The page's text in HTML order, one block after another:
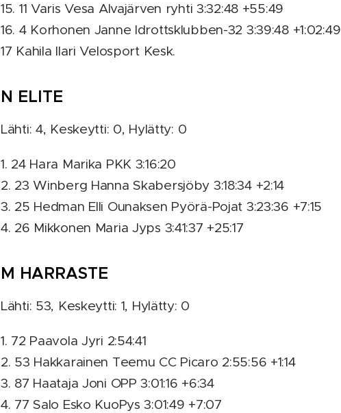
15. 11 Varis Vesa Alvajärven ryhti 3:32:48 +55:49
16. 4 Korhonen Janne Idrottsklubben-32 3:39:48 +1:02:49
17 Kahila Ilari Velosport Kesk.
N ELITE
Lähti: 4, Keskeytti: 0, Hylätty: 0
1. 24 Hara Marika PKK 3:16:20
2. 23 Winberg Hanna Skabersjöby 3:18:34 +2:14
3. 25 Hedman Elli Ounaksen Pyörä-Pojat 3:23:36 +7:15
4. 26 Mikkonen Maria Jyps 3:41:37 +25:17
M HARRASTE
Lähti: 53, Keskeytti: 1, Hylätty: 0
1. 72 Paavola Jyri 2:54:41
2. 53 Hakkarainen Teemu CC Picaro 2:55:56 +1:14
3. 87 Haataja Joni OPP 3:01:16 +6:34
4. 77 Salo Esko KuoPys 3:01:49 +7:07